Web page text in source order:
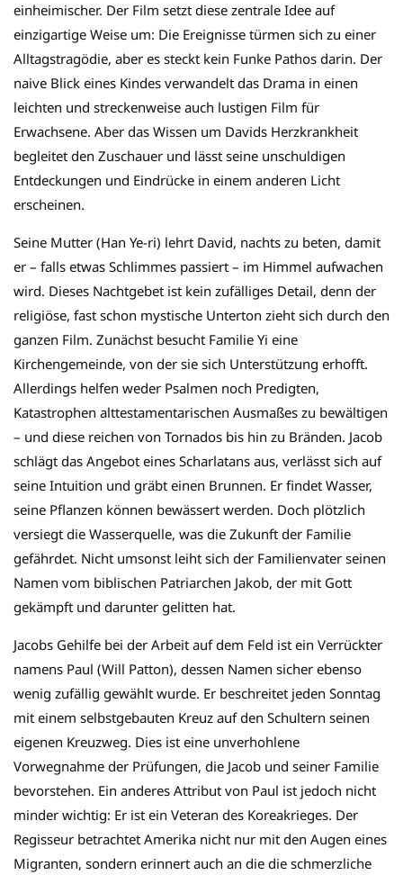
einheimischer. Der Film setzt diese zentrale Idee auf
einzigartige Weise um: Die Ereignisse türmen sich zu einer
Alltagstragödie, aber es steckt kein Funke Pathos darin. Der
naive Blick eines Kindes verwandelt das Drama in einen
leichten und streckenweise auch lustigen Film für
Erwachsene. Aber das Wissen um Davids Herzkrankheit
begleitet den Zuschauer und lässt seine unschuldigen
Entdeckungen und Eindrücke in einem anderen Licht
erscheinen.
Seine Mutter (Han Ye-ri) lehrt David, nachts zu beten, damit
er – falls etwas Schlimmes passiert – im Himmel aufwachen
wird. Dieses Nachtgebet ist kein zufälliges Detail, denn der
religiöse, fast schon mystische Unterton zieht sich durch den
ganzen Film. Zunächst besucht Familie Yi eine
Kirchengemeinde, von der sie sich Unterstützung erhofft.
Allerdings helfen weder Psalmen noch Predigten,
Katastrophen alttestamentarischen Ausmaßes zu bewältigen
– und diese reichen von Tornados bis hin zu Bränden. Jacob
schlägt das Angebot eines Scharlatans aus, verlässt sich auf
seine Intuition und gräbt einen Brunnen. Er findet Wasser,
seine Pflanzen können bewässert werden. Doch plötzlich
versiegt die Wasserquelle, was die Zukunft der Familie
gefährdet. Nicht umsonst leiht sich der Familienvater seinen
Namen vom biblischen Patriarchen Jakob, der mit Gott
gekämpft und darunter gelitten hat.
Jacobs Gehilfe bei der Arbeit auf dem Feld ist ein Verrückter
namens Paul (Will Patton), dessen Namen sicher ebenso
wenig zufällig gewählt wurde. Er beschreitet jeden Sonntag
mit einem selbstgebauten Kreuz auf den Schultern seinen
eigenen Kreuzweg. Dies ist eine unverhohlene
Vorwegnahme der Prüfungen, die Jacob und seiner Familie
bevorstehen. Ein anderes Attribut von Paul ist jedoch nicht
minder wichtig: Er ist ein Veteran des Koreakrieges. Der
Regisseur betrachtet Amerika nicht nur mit den Augen eines
Migranten, sondern erinnert auch an die die schmerzliche